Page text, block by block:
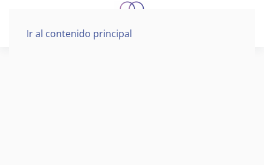
Ir al contenido principal